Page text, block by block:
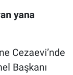
yana
Cezaevi’nde
Başkanı